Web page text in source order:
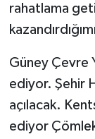
rahatlama
Güney Çevre
ediyor. Şehir
açılacak.
ediyor